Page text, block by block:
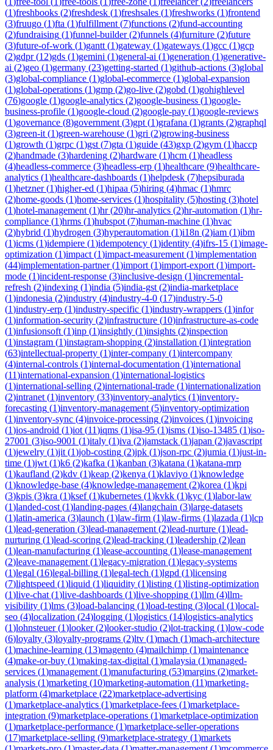
(1)freshbooks (2)freshdesk (1)freshsales (1)freshworks (1)frontend
(3)fruugo (1)fta (1)fulfillment (7)functions (2)fund-accounting
(2)fundraising (1)funnel-builder(2)funnels (4)furniture (2)future
(3)future-of-work (1)gantt (1)gateway (1)gateways (1)gcc (1)gcp
(2)gdpr(12)gds (1)gemini (1)general-ai (1)generation (1)generative-
ai (2)geo (1)germany (23)getting-started (1)github-actions (3)global
(3)global-compliance (1)global-ecommerce (1)global-expansion
(1)global-operations (1)gmp (2)go-live (2)gobd (1)gohighlevel
(76)google (1)google-analytics (2)google-business (1)google-
business-profile (1)google-cloud (2)google-pay (1)google-reviews
(1)governance (8)government (3)gpt (1)grafana (1)grants (2)graphql
(3)green-it (1)green-warehouse (1)gri (2)growing-business
(1)growth (1)grpc (1)gst (7)gta (1)guide (43)gxp (2)gym (1)haccp
(2)handmade (3)hardening (2)hardware (1)hcm (1)headless
(4)headless-commerce (3)headless-erp (1)healthcare (9)healthcare-
analytics (1)healthcare-dashboards (1)helpdesk (7)hepsiburada
(1)hetzner(1)higher-ed (1)hipaa (5)hiring (4)hmac (1)hmrc
(2)home-goods (1)home-services (1)hospitality (5)hosting (3)hotel
(1)hotel-management (1)hr(20)hr-analytics (2)hr-automation (1)hr-
compliance (1)hrms (1)hubspot (7)human-machine (1)hvac
(2)hybrid (1)hydrogen (3)hyperautomation (1)i18n (2)iam (1)ibm
(1)icms (1)idempiere (1)idempotency (1)identity (4)ifrs-15 (1)image-
optimization (1)impact (1)impact-measurement (1)implementation
(44)implementation-partner(1)import (1)import-export (1)import-
mode (1)incident-response (3)inclusive-design (1)incremental-
refresh (2)indexing (1)india (5)india-gst (2)india-marketplace
(1)indonesia (2)industry (4)industry-4-0 (17)industry-5-0
(1)industry-erp (1)industry-specific (1)industry-wrappers (1)infor
(1)information-security (2)infrastructure (10)infrastructure-as-code
(1)infusionsoft (1)inp (1)insightly (1)insights (2)inspection
(1)instagram (1)instagram-shopping (2)installation (1)integration
(63)intellectual-property (1)inter-company (1)intercompany
(4)internal-controls (1)internal-documentation (1)international
(11)international-expansion (1)international-logistics
(1)international-selling (2)international-trade (1)internationalization
(2)intranet (1)inventory (33)inventory-analytics (1)inventory-
forecasting (1)inventory-management (5)inventory-optimization
(1)inventory-sync (4)invoice-processing (2)invoices (1)invoicing
(1)ios-android (1)iot (11)iqms (1)isa-95 (1)isms (1)iso-13485 (1)iso-
27001 (3)iso-9001 (1)italy (1)iva (2)jamstack (1)japan (2)javascript
(1)jewelry (1)jit (1)job-costing (2)jpk (1)json-rpc (2)jumia (1)just-in-
time (1)jwt (1)k6 (2)kafka (1)kanban (3)katana (1)katana-mrp
(1)kaufland (2)kdv (1)keap (2)kenya (1)klaviyo (1)knowledge
(1)knowledge-base (4)knowledge-management (2)korea (1)kpi
(3)kpis (3)kra (1)ksef(1)kubernetes (1)kvkk (1)kyc (1)labor-law
(1)landed-cost (1)landing-pages (4)langchain (3)large-datasets
(1)latin-america (3)launch (1)law-firm (1)law-firms (1)lazada (1)lcp
(1)lead-generation (3)lead-management (2)lead-nurture (1)lead-
nurturing (1)lead-scoring (2)lead-tracking (1)leadership (2)lean
(1)lean-manufacturing (1)lease-accounting (1)lease-management
(2)leave-management (1)legacy-migration (1)legacy-systems
(1)legal (16)legal-billing (1)legal-tech (1)lgpd (1)licensing
(7)lightspeed (1)liquid (1)liquidity (1)listing (1)listing-optimization
(1)live-chat (1)live-dashboards (1)live-shopping (1)llm (4)llm-
visibility (1)lms (3)load-balancing (1)load-testing (3)local (1)local-
seo (4)localization (24)logging (1)logistics (14)logistics-analytics
(1)lohnsteuer(1)looker(2)looker-studio (2)lot-tracking (1)low-code
(6)loyalty (3)loyalty-programs (2)ltv (1)mach (1)mach-architecture
(1)machine-learning (13)magento (4)mailchimp (1)maintenance
(4)make-or-buy (1)making-tax-digital (1)malaysia (1)managed-
services (1)management (1)manufacturing (53)margins (2)market-
analysis (1)marketing (10)marketing-automation (11)marketing-
platform (4)marketplace (22)marketplace-advertising
(1)marketplace-analytics (1)marketplace-fees (1)marketplace-
integration (9)marketplace-operations (1)marketplace-optimization
(1)marketplace-performance (1)marketplace-seller-operations
(17)marketplace-selling (9)marketplace-strategy (1)markets